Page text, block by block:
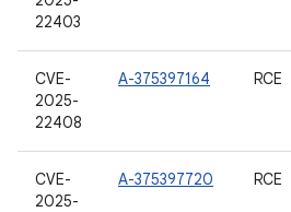
22403
CVE-
2025-
22408
A-375397164 RCE
CVE-
2025-
A-375397720 RCE